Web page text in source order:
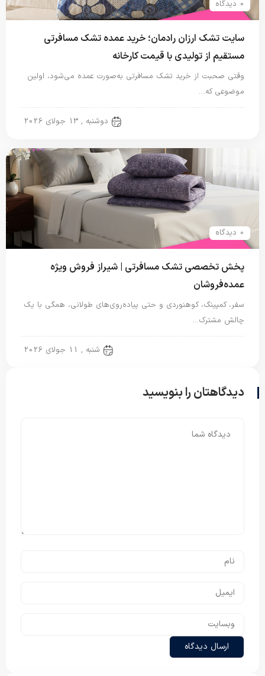
0 دیدگاه
سایت تشک ارزان رادمان؛ خرید عمده تشک مسافرتی
مستقیم از تولیدی با قیمت کارخانه
وقتی صحبت از خرید تشک مسافرتی به‌صورت عمده می‌شود، اولین
موضوعی که…
دوشنبه , 13 جولای 2026
0 دیدگاه
پخش تخصصی تشک مسافرتی | شیراز فروش ویژه
عمده‌فروشان
سفر، کمپینگ، کوهنوردی و حتی پیاده‌روی‌های طولانی، همگی با یک
چالش مشترک…
شنبه , 11 جولای 2026
دیدگاهتان را بنویسید